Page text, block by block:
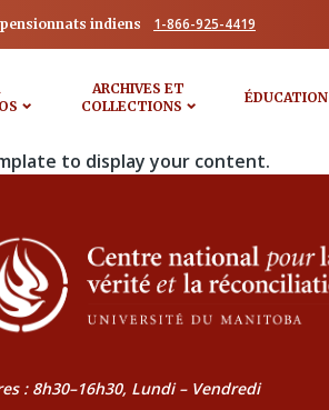
indiens 1-866-925-4419
ARCHIVES ET
COLLECTIONS
ÉDUCATION
to display your content.
: 8h30–16h30, Lundi – Vendredi